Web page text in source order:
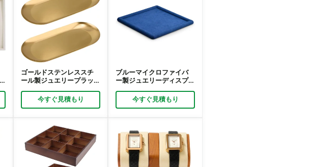
ゴールドステンレススチ
ール製ジュエリープラッ
リーディスプレイ＆装飾
トレイ｜リッチパック
今すぐ見積もり
ブルーマイクロファイバ
ー製ジュエリーディスプ
ジュエリーディスプレイ
トレイオーガナイザー｜
今すぐ見積もり